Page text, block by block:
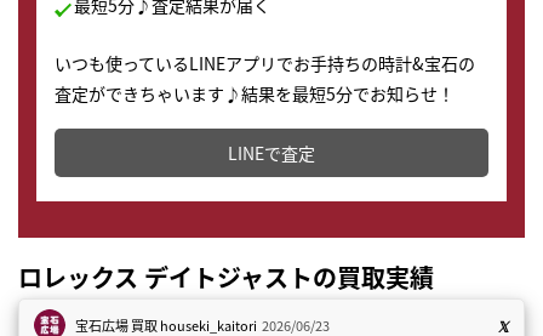
最短5分♪査定結果が届く
いつも使っているLINEアプリでお手持ちの時計&宝石の
査定ができちゃいます♪結果を最短5分でお知らせ！
どこからでもすぐに査定金額を知ることが出来ます。
LINEで査定
ロレックス デイトジャストの買取実績
宝石広場 買取houseki_kaitori 2026/06/23